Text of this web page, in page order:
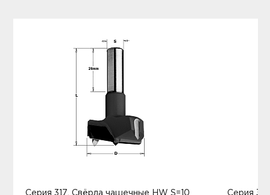
Серия 317. Свёрла чашечные HW S=10
Серия